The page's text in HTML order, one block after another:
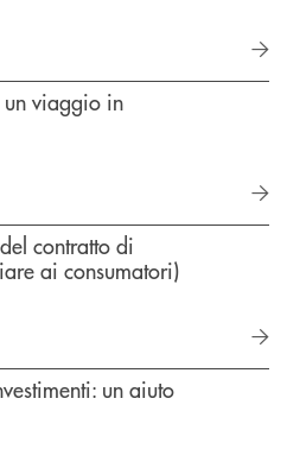
un viaggio in
contratto di
ai consumatori)
un aiuto